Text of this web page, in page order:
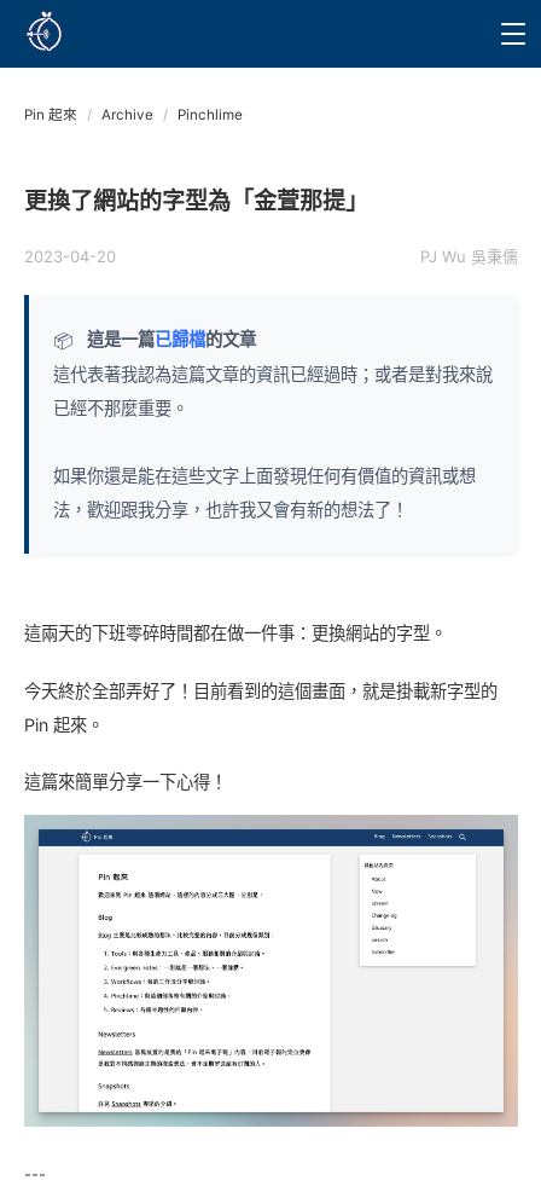
Pin 起來 / Archive / Pinchlime
更換了網站的字型為「金萱那提」
2023-04-20 PJ Wu 吳秉儒
📦 這是一篇已歸檔的文章
這代表著我認為這篇文章的資訊已經過時；或者是對我來說
已經不那麼重要。
如果你還是能在這些文字上面發現任何有價值的資訊或想
法，歡迎跟我分享，也許我又會有新的想法了！
這兩天的下班零碎時間都在做一件事：更換網站的字型。
今天終於全部弄好了！目前看到的這個畫面，就是掛載新字型的
Pin 起來。
這篇來簡單分享一下心得！
---